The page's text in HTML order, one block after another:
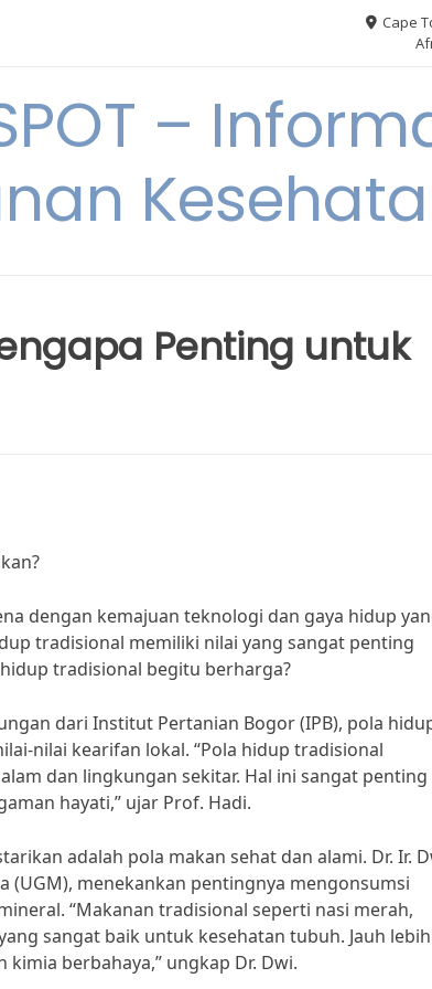
Cape
–
Penting untuk
dengan kemajuan teknologi dan gaya hidup
tradisional memiliki nilai yang sangat penting
tradisional begitu berharga?
dari Institut Pertanian Bogor (IPB), pola
nilai kearifan lokal. “Pola hidup tradisional
dan lingkungan sekitar. Hal ini sangat penting
hayati,” ujar Prof. Hadi.
adalah pola makan sehat dan alami. Dr. Ir.
(UGM), menekankan pentingnya mengonsumsi
“Makanan tradisional seperti nasi merah,
sangat baik untuk kesehatan tubuh. Jauh lebih
berbahaya,” ungkap Dr. Dwi.